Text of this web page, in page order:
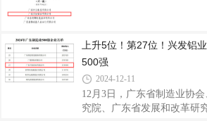
资料，通过讨论质询，与会
业自1984年创立以来，积极
作，以标准推动企业创新发
定超160项，并通过严格细
术文件和质量控制标准，不
量保证体系，产品质量均超
可。长期以来公司注重品牌
上升5位！第27位！兴发铝
500强
2024-12-11
12月3日，广东省制造业协
究院、广东省发展和改革研